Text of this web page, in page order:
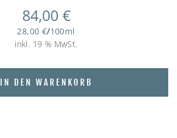
84,00 €
28,00 €/100ml
inkl. 19 % MwSt.
IN DEN WARENKORB